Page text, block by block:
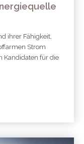
ihrer Fähigkeit,
Strom
Kandidaten für die